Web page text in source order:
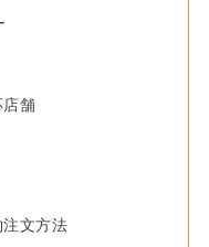
店舗
文方法